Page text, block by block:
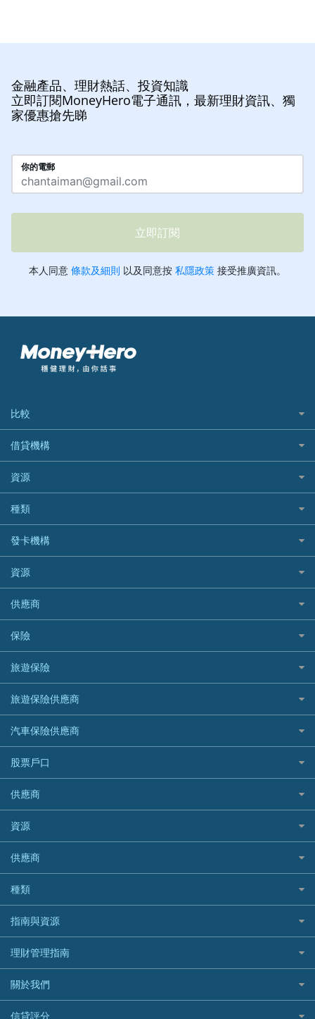
金融產品、理財熱話、投資知識
立即訂閱MoneyHero電子通訊，最新理財資訊、獨
家優惠搶先睇
比較
私人貸款比較
稅季/稅務貸款
網上貸款
結餘轉戶(清卡數貸款)
銀行貸款
財務公司貸款
免入息貸款
免TU貸款
急借錢
緊急貸款比較
最佳小額貸款比較
易批必批貸款
24小時貸款
最佳循環貸款
借貸機構
BEA 東亞銀行
BOC 中國銀行
Cashing Pro 優尚信貸
CCB(Asia) 中國建設銀行 (亞洲)
Citibank 花旗銀行
CNCBI 信銀國際
CreFIT 維信
DBS 星展銀行
DSB 大新銀行
HSBC 滙豐銀行貸款
K Cash 貸款
Mox 銀行
National Resources 中潤物業按揭
OCBC 華僑銀行
PrimeCredit 安信信貸
Promise 邦民日本財務
Rabbit Credit月兔信貸
Standard Chartered 渣打銀行
UA 亞洲聯合財務
WeLab Bank
WeLend 貸款
資源
如何申請個人貸款
如何管理個人貸款
個人貸款有用資訊
清卡數貸款教學
循環貸款教學
個人化貸款產品推介 🔥全新
供樓利息扣稅
最佳貸款app
種類
網購優惠
精選外幣網購信用卡
尊尚信用卡
公司信用卡
電子錢包信用卡
日本遊信用卡攻略
韓國遊信用卡攻略
台灣遊信用卡攻略
機場貴賓室信用卡
銀聯信用卡
高獎賞信用卡推薦
酒店信用卡
發卡機構
Citibank花旗銀行
AE美國運通
DBS星展銀行
HSBC滙豐銀行
Mox
信銀國際
大新銀行
恒生銀行
Standard Chartered渣打銀行
東亞銀行
SIM
Airwallex信用卡
資源
Black Friday優惠
淘寶付款方式
一田購物優惠日
SOGO感謝祭
HKTVmall優惠碼
交稅優惠
酒店優惠碼
機票優惠碼
供應商
八達通自動增值信用卡
保險
旅遊保險
汽車保險
家居保險
家傭保險
寵物保險
定期人壽保險
危疾保險
年金資訊
樓宇火險
旅遊保險
日本旅遊保險及資訊
泰國旅遊保險及資訊
台灣旅遊保險及資訊
韓國旅遊保險及資訊
歐洲旅遊保險及資訊
越南旅遊保險及資訊
澳洲旅遊保險及資訊
長者嘆世界
家庭親子遊
自駕遊比較
相機有得保
專為孕婦設計的最佳旅遊保險
最佳滑雪旅遊保險
最適合BB的旅遊保險
旅遊保險供應商
AXA 安盛
AIG 美亞
Allianz 安聯
Allied World 世聯
Avo
中國銀行
Bolttech 保特
Blue Cross 藍十字
中國平安
HSBC滙豐銀行
MSIG 三井住友
Prudential 保誠
QBE 昆士蘭
汽車保險供應商
大新汽車保險
中銀汽車保險
Allianz安聯汽車保險
bolttech保障汽車保險
Zurich蘇黎世汽車保險
QBE昆士蘭汽車保險
平安汽車保險
股票戶口
富途證券
IB盈透證券
老虎證券
uSMART 盈立證券
華盛証券
長橋證券
WeBull微牛證券
漲樂全球通｜華泰國際
OSL
供應商
富途牛牛好唔好？
Webull微牛證券好唔好？
Longbridge長橋證券好唔好？
老虎證券好唔好？
華盛証券好唔好？
漲樂全球通好唔好？
IB盈透證券好唔好？
盈立證券 uSMART 好唔好？
Stashaway好唔好？
資源
股票戶口開戶
證券行邊間好？
港股5隻高息ETF精選
什麼是ETF？
香港30大高息股排行
黃金ETF懶人包
最值得注意的比特幣ETF
選股策略：五步調查攻略
供應商
銀行戶口比較
尊尚銀行戶口
Citi Plus
中信銀行inMotion
Airwallex銀行
種類
定期存款
港元定存
人民幣定存
美元定存
英鎊定存
指南與資源
理財資訊
識慳識賺
債務管理
投資理財
理財管理指南
常用相關詞彙
MoneyHero電子報
關於我們
服務承諾
信貸評分